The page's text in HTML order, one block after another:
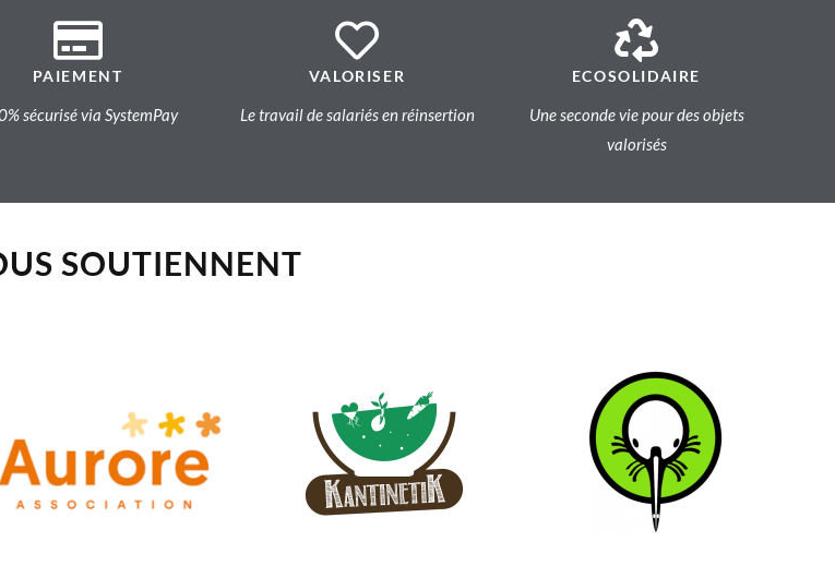
PAIEMENT
sécurisé via SystemPay
VALORISER
Le travail de salariés en réinsertion
ECOSOLIDAIRE
Une seconde vie pour des objets
valorisés
SOUTIENNENT